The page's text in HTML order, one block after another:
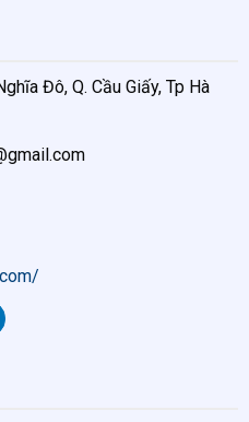
Đô, Q. Cầu Giấy, Tp Hà